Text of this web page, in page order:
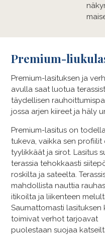
Premium-
Premium-​lasituksen ja
avulla saat luotua
täydellisen
jossa arjen kiireet ja häly
Premium-​lasitus on
tukeva, vaikka sen profiilit
tyylikkäät ja sirot. Lasitus
terassia tehokkaasti
roskilta ja sateelta.
mahdollista nauttia
itikoilta ja liikenteen
Saumattomasti lasituksen
toimivat verhot tarjoavat
puolestaan suojaa